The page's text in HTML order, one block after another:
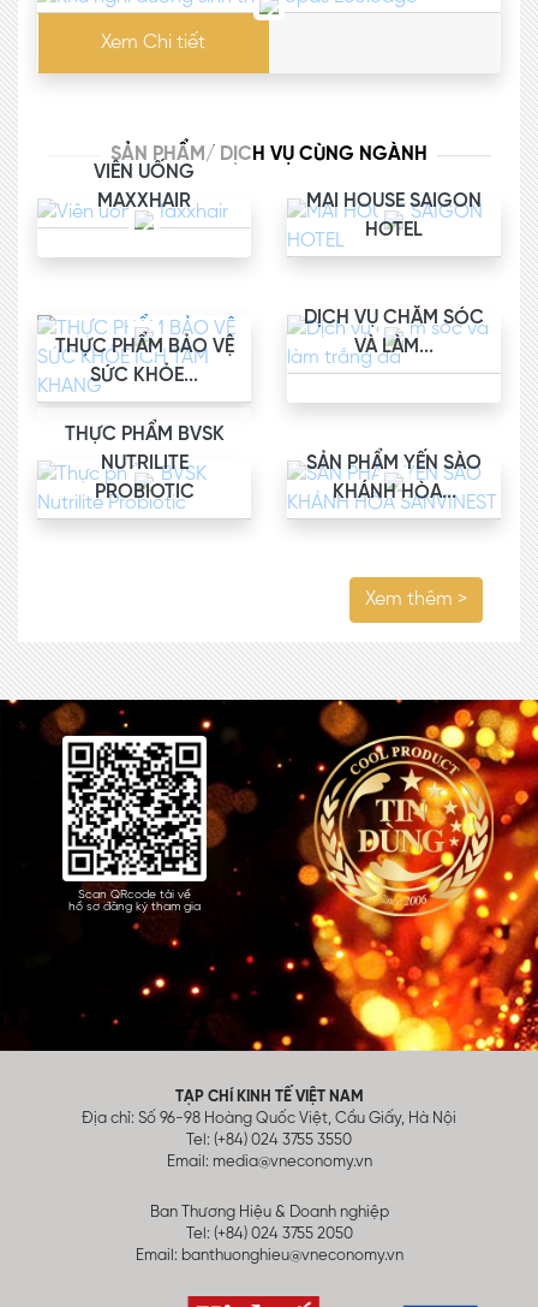
Xem Chi tiết
SẢN PHẨM/ DỊCH VỤ CÙNG NGÀNH
VIÊN UỐNG
MAXXHAIR
MAI HOUSE SAIGON
HOTEL
THỰC PHẨM BẢO VỆ
SỨC KHỎE...
DỊCH VỤ CHĂM SÓC
VÀ LÀM...
THỰC PHẨM BVSK
NUTRILITE
PROBIOTIC
SẢN PHẨM YẾN SÀO
KHÁNH HÒA...
Xem thêm >
Scan QRcode tải về
hồ sơ đăng ký tham gia
TẠP CHÍ KINH TẾ VIỆT NAM
Địa chỉ: Số 96-98 Hoàng Quốc Việt, Cầu Giấy, Hà Nội
Tel: (+84) 024 3755 3550
Email: media@vneconomy.vn
Ban Thương Hiệu & Doanh nghiệp
Tel: (+84) 024 3755 2050
Email: banthuonghieu@vneconomy.vn